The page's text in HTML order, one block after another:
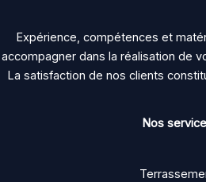
Expérience, compétences et
accompagner dans la réalisation de
La satisfaction de nos clients
Nos